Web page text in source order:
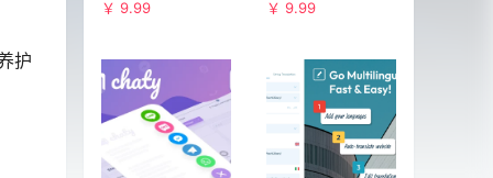
护
￥ 9.99 ￥ 9.99